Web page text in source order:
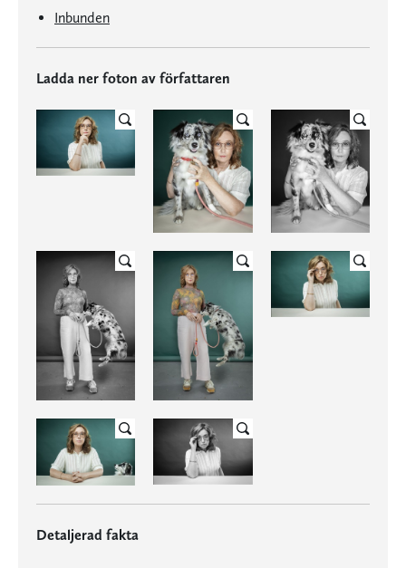
Inbunden
Ladda ner foton av författaren
Detaljerad fakta